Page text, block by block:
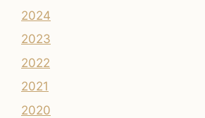
2024
2023
2022
2021
2020